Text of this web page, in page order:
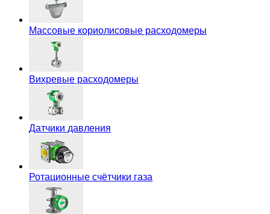
Массовые кориолисовые расходомеры
Вихревые расходомеры
Датчики давления
Ротационные счётчики газа